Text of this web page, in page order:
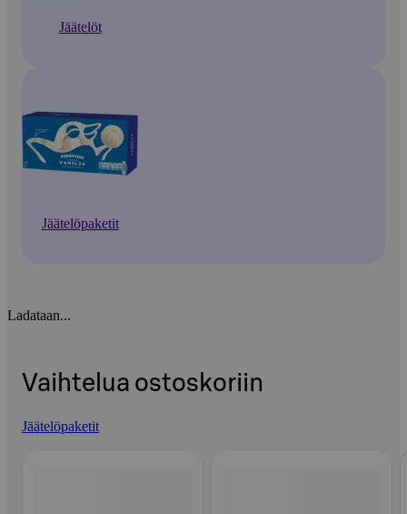
Jäätelöt
Jäätelöpaketit
Ladataan...
Vaihtelua ostoskoriin
Jäätelöpaketit